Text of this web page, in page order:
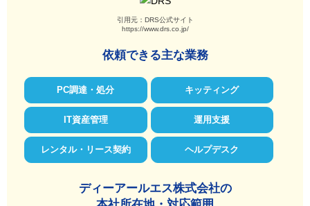
引用元：DRS公式サイト
https://www.drs.co.jp/
依頼できる主な業務
PC調達・処分 キッティング
IT資産管理 運用支援
レンタル・リース契約 ヘルプデスク
ディーアールエス株式会社の